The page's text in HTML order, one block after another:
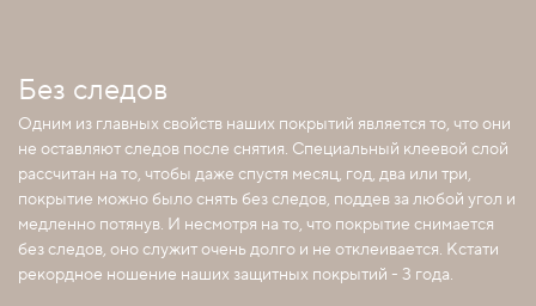
Без следов
Одним из главных свойств наших покрытий является то, что они
не оставляют следов после снятия. Специальный клеевой слой
рассчитан на то, чтобы даже спустя месяц, год, два или три,
покрытие можно было снять без следов, поддев за любой угол и
медленно потянув. И несмотря на то, что покрытие снимается
без следов, оно служит очень долго и не отклеивается. Кстати
рекордное ношение наших защитных покрытий - 3 года.